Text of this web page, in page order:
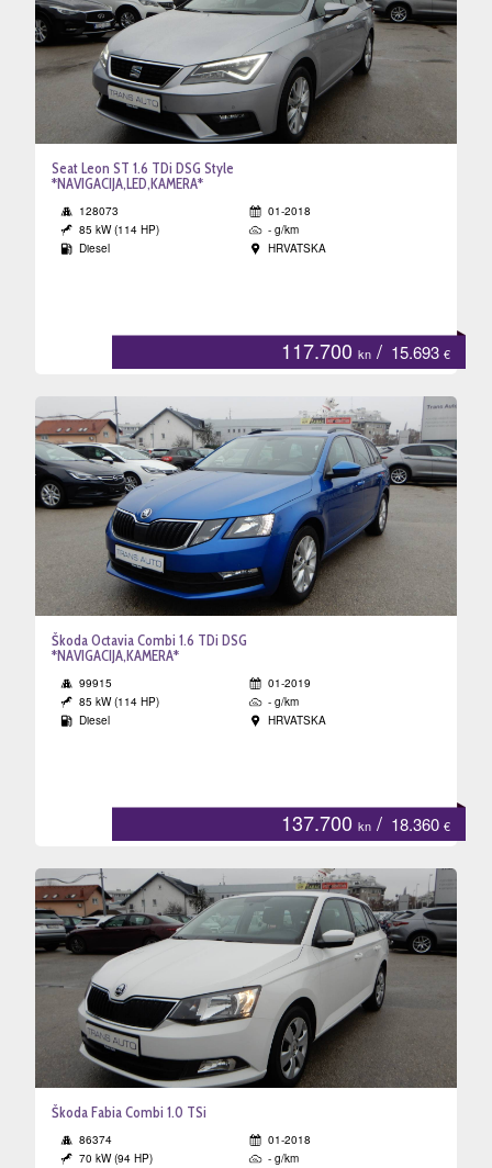
Seat Leon ST 1.6 TDi DSG Style
*NAVIGACIJA,LED,KAMERA*
128073
01-2018
85 kW (114 HP)
- g/km
Diesel
HRVATSKA
117.700 kn / 15.693 €
Škoda Octavia Combi 1.6 TDi DSG
*NAVIGACIJA,KAMERA*
99915
01-2019
85 kW (114 HP)
- g/km
Diesel
HRVATSKA
137.700 kn / 18.360 €
Škoda Fabia Combi 1.0 TSi
86374
01-2018
70 kW (94 HP)
- g/km